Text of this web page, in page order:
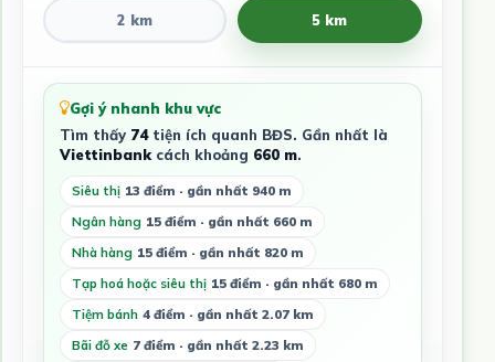
2 km 5 km
Gợi ý nhanh khu vực
Tìm thấy 74tiện ích quanh BĐS. Gần nhất là
Viettinbankcách khoảng 660 m.
Siêu thị 13 điểm · gần nhất 940 m
Ngân hàng 15 điểm · gần nhất 660 m
Nhà hàng 15 điểm · gần nhất 820 m
Tạp hoá hoặc siêu thị 15 điểm · gần nhất 680 m
Tiệm bánh 4 điểm · gần nhất 2.07 km
Bãi đỗ xe 7 điểm · gần nhất 2.23 km